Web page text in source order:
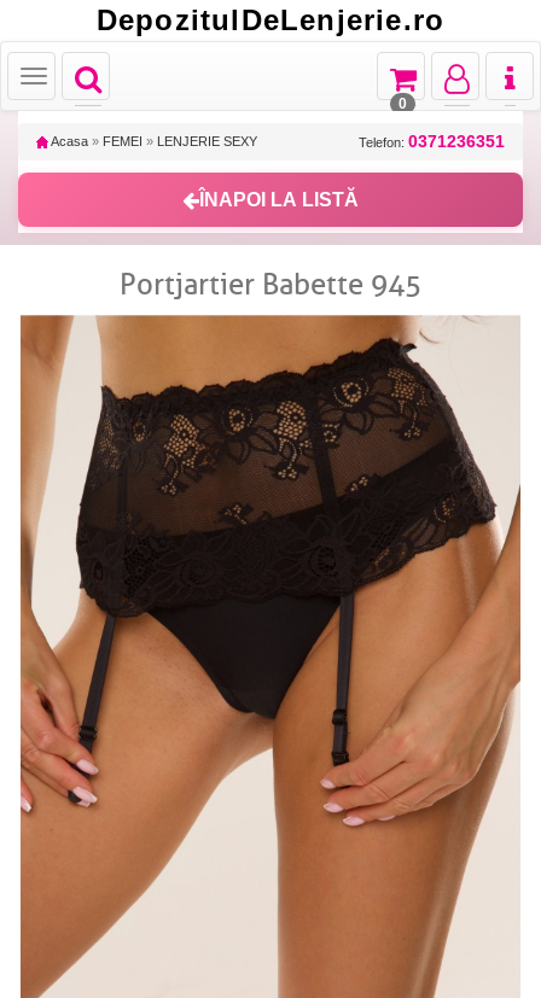
DepozitulDeLenjerie.ro
Toggle
navigation
Toggle
Toggle
navigation
Toggle
navigation
Toggle
navigation
0
Acasa » FEMEI » LENJERIE SEXY Telefon: 0371236351
ÎNAPOI LA LISTĂ
Portjartier Babette 945